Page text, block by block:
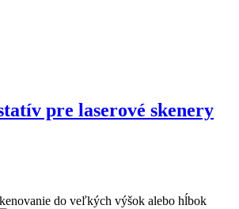
pre laserové skenery
do veľkých výšok alebo hĺbok